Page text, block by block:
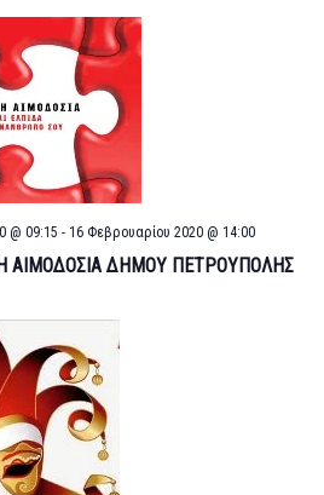
ΑΙΜΟΔΟΣΙΑ ΔΗΜΟΥ ΠΕΤΡΟΥΠΟΛΗΣ
@ 09:15 - 16 Φεβρουαρίου 2020 @ 14:00